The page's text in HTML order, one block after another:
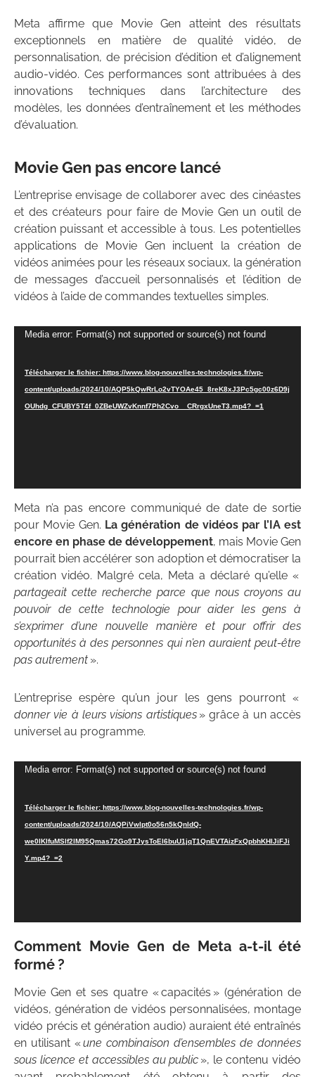
Meta affirme que Movie Gen atteint des résultats
exceptionnels en matière de qualité vidéo, de
personnalisation, de précision d’édition et d’alignement
audio-vidéo. Ces performances sont attribuées à des
innovations techniques dans l’architecture des
modèles, les données d’entraînement et les méthodes
d’évaluation.
Movie Gen pas encore lancé
L’entreprise envisage de collaborer avec des cinéastes
et des créateurs pour faire de Movie Gen un outil de
création puissant et accessible à tous. Les potentielles
applications de Movie Gen incluent la création de
vidéos animées pour les réseaux sociaux, la génération
de messages d’accueil personnalisés et l’édition de
vidéos à l’aide de commandes textuelles simples.
Lecteur
Media error: Format(s) not supported or source(s) not found
Télécharger le fichier: https://www.blog-nouvelles-technologies.fr/wp-
content/uploads/2024/10/AQP5kQwRrLo2vTYOAe45_8reK8xJ3Pc5gc00z6D9j
OUhdg_CFUBY5T4f_0ZBeUWZvKnnf7Ph2Cvo__CRrgxUneT3.mp4?_=1
Meta n’a pas encore communiqué de date de sortie
pour Movie Gen. La génération de vidéos par l’IA est
encore en phase de développement, mais Movie Gen
pourrait bien accélérer son adoption et démocratiser la
création vidéo. Malgré cela, Meta a déclaré qu’elle «
partageait cette recherche parce que nous croyons au
pouvoir de cette technologie pour aider les gens à
s’exprimer d’une nouvelle manière et pour offrir des
opportunités à des personnes qui n’en auraient peut-être
pas autrement ».
L’entreprise espère qu’un jour les gens pourront «
donner vie à leurs visions artistiques» grâce à un accès
universel au programme.
Lecteur
Media error: Format(s) not supported or source(s) not found
Télécharger le fichier: https://www.blog-nouvelles-technologies.fr/wp-
content/uploads/2024/10/AQPiVwlpt0o56n5kQnldQ-
we0lKIfuMSlf2lM95Qmas72Go9TJysToEl6buU1jqT1QnEVTAizFxQpbhKHlJiFJi
Y.mp4?_=2
Comment Movie Gen de Meta a-t-il été
formé ?
Movie Gen et ses quatre « capacités » (génération de
vidéos, génération de vidéos personnalisées, montage
vidéo précis et génération audio) auraient été entraînés
en utilisant «une combinaison d’ensembles de données
sous licence et accessibles au public », le contenu vidéo